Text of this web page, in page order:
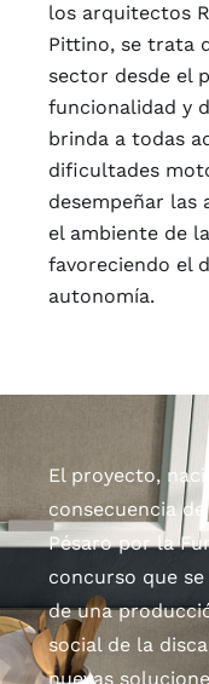
los arquitectos
Pittino, se trata
sector desde el
funcionalidad y
brinda a todas
dificultades
desempeñar las
el ambiente de
favoreciendo el
autonomía.
El proyecto,
consecuencia
Pésaro por la
concurso que
de una
social de la
nuevas